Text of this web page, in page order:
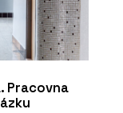
Pracovna